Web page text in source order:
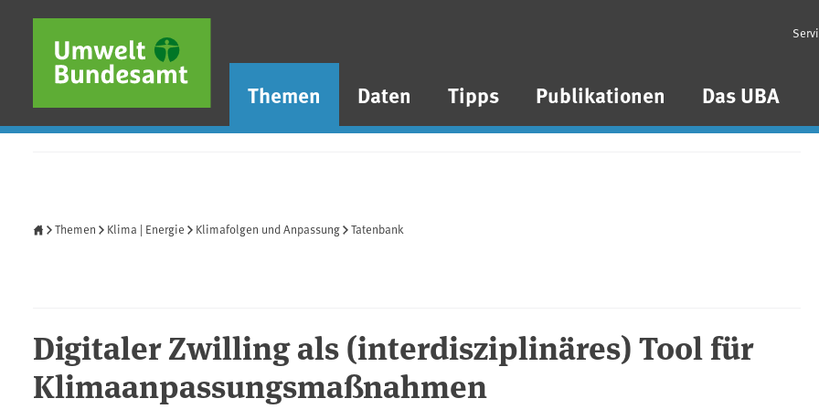
Direkt zum Inhalt
Direkt zum Hauptmenü
Direkt zur Fußzeile
Themen Daten Tipps Publikationen Das UBA
Themen Klima | Energie Klimafolgen und Anpassung Tatenbank
Digitaler Zwilling als (interdisziplinäres) Tool für
Klimaanpassungsmaßnahmen